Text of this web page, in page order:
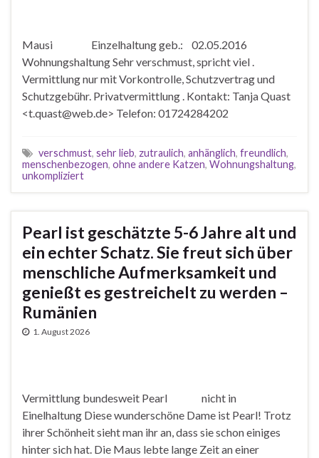
Mausi Einzelhaltung geb.: 02.05.2016
Wohnungshaltung Sehr verschmust, spricht viel .
Vermittlung nur mit Vorkontrolle, Schutzvertrag und
Schutzgebühr. Privatvermittlung . Kontakt: Tanja Quast
<t.quast@web.de> Telefon: 01724284202
verschmust, sehr lieb, zutraulich, anhänglich, freundlich,
menschenbezogen, ohne andere Katzen, Wohnungshaltung,
unkompliziert
Pearl ist geschätzte 5-6 Jahre alt und
ein echter Schatz. Sie freut sich über
menschliche Aufmerksamkeit und
genießt es gestreichelt zu werden –
Rumänien
1. August 2026
Vermittlung bundesweit Pearl nicht in
Einelhaltung Diese wunderschöne Dame ist Pearl! Trotz
ihrer Schönheit sieht man ihr an, dass sie schon einiges
hinter sich hat. Die Maus lebte lange Zeit an einer